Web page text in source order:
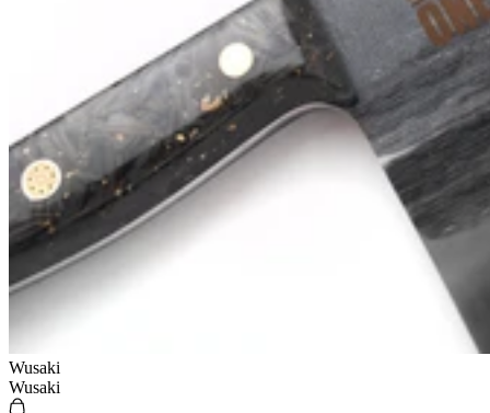
Wusaki
Wusaki